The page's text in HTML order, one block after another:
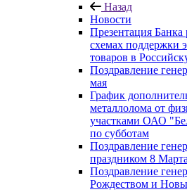
Назад
Новости
Презентация
схемах поддержки
товаров в
Поздравление
мая
График
металлолома от
участками ОАО
по субботам
Поздравление
праздником 8
Поздравление
Рождеством и